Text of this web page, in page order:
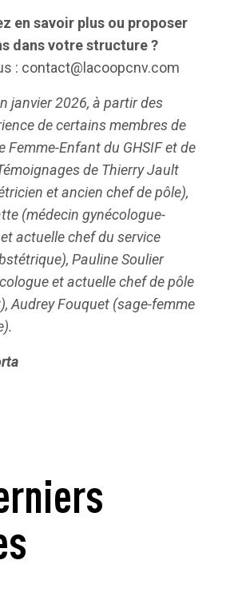
en savoir plus ou proposer
dans votre structure ?
: contact@lacoopcnv.com
janvier 2026, à partir des
de certains membres de
Femme-Enfant du GHSIF et de
de Thierry Jault
et ancien chef de pôle),
(médecin gynécologue-
actuelle chef du service
Pauline Soulier
et actuelle chef de pôle
Audrey Fouquet (sage-femme